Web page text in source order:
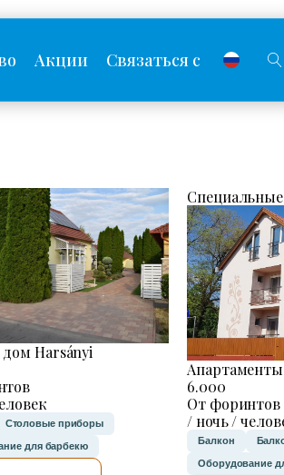
Акции Связаться с
дом Harsányi
Столовые приборы
для барбекю
Апартаменты
6.000
От форинтов
/ ночь /
Балкон
Оборудование